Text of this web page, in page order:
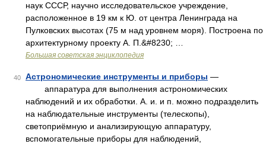
наук СССР, научно исследовательское учреждение,
расположенное в 19 км к Ю. от центра Ленинграда на
Пулковских высотах (75 м над уровнем моря). Построена по
архитектурному проекту А. П.&#8230; …
Большая советская энциклопедия
40 Астрономические инструменты и приборы —
аппаратура для выполнения астрономических
наблюдений и их обработки. А. и. и п. можно подразделить
на наблюдательные инструменты (телескопы),
светоприёмную и анализирующую аппаратуру,
вспомогательные приборы для наблюдений,